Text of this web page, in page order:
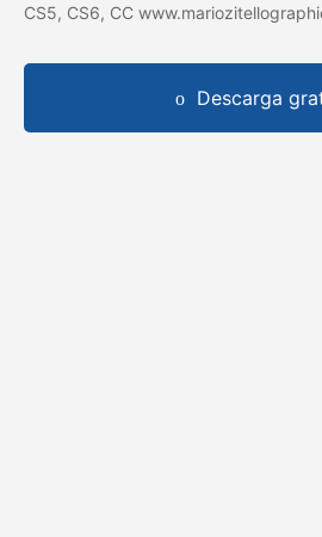
CS5, CS6, CC
Descarga